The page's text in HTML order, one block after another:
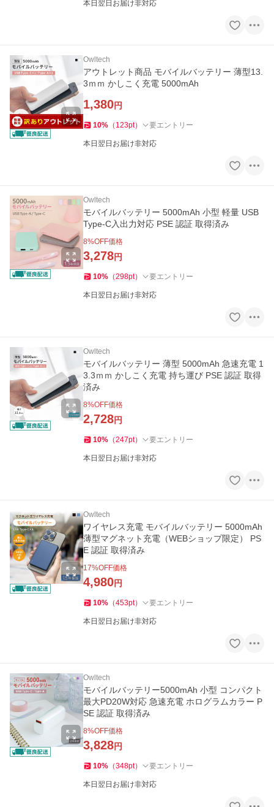
本日翌日お届け非対応
Owltech
アウトレット商品 モバイルバッテリー 薄型13.
3ｍｍ かしこく充電 5000mAh
1,380円
10% （ 123pt） 要エントリー
本日翌日お届け非対応
Owltech
モバイルバッテリー 5000mAh 小型 軽量 USB
Type-C入出力対応 PSE 認証 取得済み
8%OFF価格
3,278円
10% （298pt） 要エントリー
本日翌日お届け非対応
Owltech
モバイルバッテリー 薄型 5000mAh 急速充電 1
3.3ｍｍ かしこく充電 持ち運び PSE 認証 取得
済み
8%OFF価格
2,728円
10% （247pt） 要エントリー
本日翌日お届け非対応
Owltech
ワイヤレス充電 モバイルバッテリー 5000mAh
薄型マグネット充電（WEBショップ限定） PS
E 認証 取得済み
17%OFF価格
4,980円
10% （453pt） 要エントリー
本日翌日お届け非対応
Owltech
モバイルバッテリー5000mAh 小型 コンパクト
最大PD20W対応 急速充電 ホログラムカラー P
SE 認証 取得済み
8%OFF価格
3,828円
10% （348pt） 要エントリー
本日翌日お届け非対応